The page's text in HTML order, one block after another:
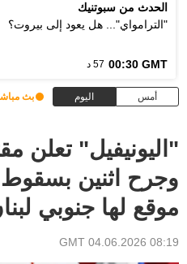
الحدث من سبوتنيك
"الترامواي"... هل يعود إلى بيروت؟
00:30 GMT 57 د
أمس اليوم بث
"اليونيفيل" تعلن
وجرح اثنين
موقع لها جنوبي
08:19 GMT 04.06.2026